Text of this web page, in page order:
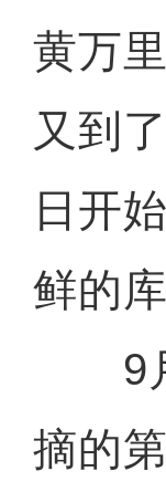
黄万
又到
日开
鲜的
9月
摘的